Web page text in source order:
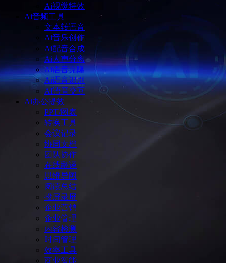
Ai视觉特效
Ai音频工具
文本转语音
Ai音乐创作
Ai配音合成
Ai人声分离
Ai语音克隆
Ai语音识别
AI语音交互
Ai办公提效
PPT/图表
转换工具
会议记录
协同文档
团队协作
在线翻译
思维导图
阅读总结
投屏录屏
企业营销
企业管理
内容检测
时间管理
效率工具
商业智能